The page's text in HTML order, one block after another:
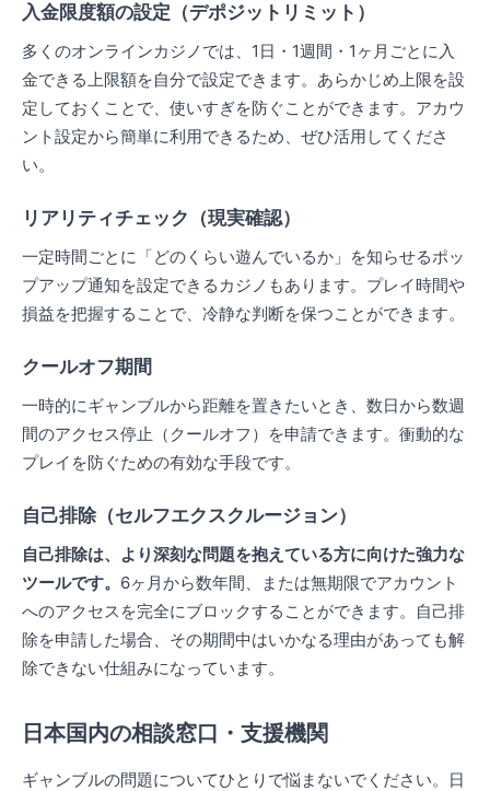
入金限度額の設定（デポジットリミット）
多くのオンラインカジノでは、1日・1週間・1ヶ月ごとに入
金できる上限額を自分で設定できます。あらかじめ上限を設
定しておくことで、使いすぎを防ぐことができます。アカウ
ント設定から簡単に利用できるため、ぜひ活用してくださ
い。
リアリティチェック（現実確認）
一定時間ごとに「どのくらい遊んでいるか」を知らせるポッ
プアップ通知を設定できるカジノもあります。プレイ時間や
損益を把握することで、冷静な判断を保つことができます。
クールオフ期間
一時的にギャンブルから距離を置きたいとき、数日から数週
間のアクセス停止（クールオフ）を申請できます。衝動的な
プレイを防ぐための有効な手段です。
自己排除（セルフエクスクルージョン）
自己排除は、より深刻な問題を抱えている方に向けた強力な
ツールです。 6ヶ月から数年間、または無期限でアカウント
へのアクセスを完全にブロックすることができます。自己排
除を申請した場合、その期間中はいかなる理由があっても解
除できない仕組みになっています。
日本国内の相談窓口・支援機関
ギャンブルの問題についてひとりで悩まないでください。日